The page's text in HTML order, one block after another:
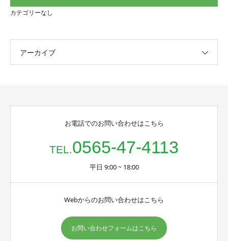
カテゴリーなし
アーカイブ
お電話でのお問い合わせはこちら
TEL.0565-47-4113
平日 9:00 ~ 18:00
Webからのお問い合わせはこちら
お問い合わせフォームはこちら